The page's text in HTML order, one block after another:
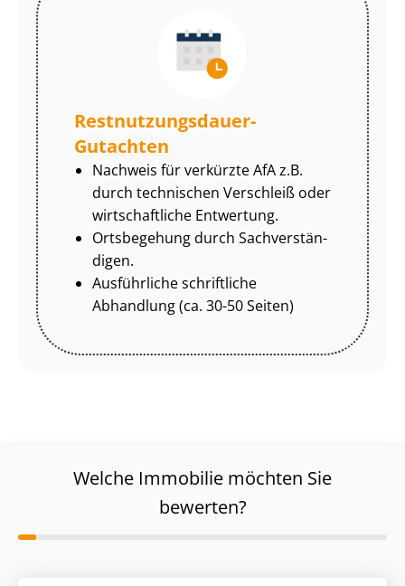
Rest­nut­zungs­dau­er-
Gutachten
Nachweis für verkürzte AfA z.B.
durch technischen Verschleiß oder
wirtschaftliche Entwertung.
Ortsbegehung durch Sach­ver­stän­
di­gen.
Ausführliche schriftliche
Abhandlung (ca. 30-50 Seiten)
Welche Immobilie möchten Sie
bewerten?